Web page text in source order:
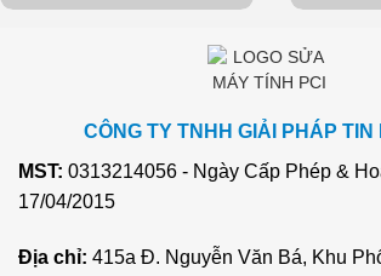
CÔNG TY TNHH GIẢI PHÁP TIN
MST: 0313214056 - Ngày Cấp Phép &
17/04/2015
Địa chỉ: 415a Đ. Nguyễn Văn Bá, Khu